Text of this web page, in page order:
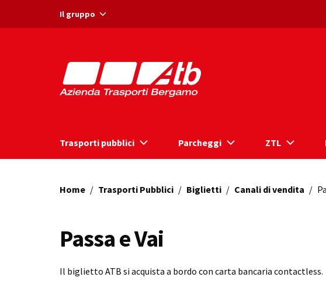
Il gruppo
Trasporti pubblici Parcheggi ZTL
Home / Trasporti Pubblici / Biglietti / Canali di vendita /
Passa e Vai
Il biglietto ATB si acquista a bordo con carta bancaria contactless.